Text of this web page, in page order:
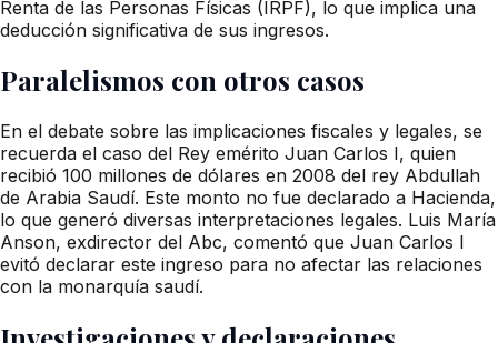
Renta de las Personas Físicas (IRPF), lo que implica una
deducción significativa de sus ingresos.
Paralelismos con otros casos
En el debate sobre las implicaciones fiscales y legales, se
recuerda el caso del Rey emérito Juan Carlos I, quien
recibió 100 millones de dólares en 2008 del rey Abdullah
de Arabia Saudí. Este monto no fue declarado a Hacienda,
lo que generó diversas interpretaciones legales. Luis María
Anson, exdirector del Abc, comentó que Juan Carlos I
evitó declarar este ingreso para no afectar las relaciones
con la monarquía saudí.